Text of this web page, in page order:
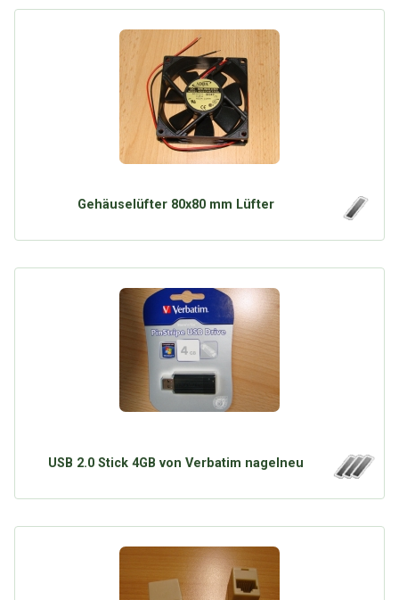
Gehäuselüfter 80x80 mm Lüfter
USB 2.0 Stick 4GB von Verbatim nagelneu